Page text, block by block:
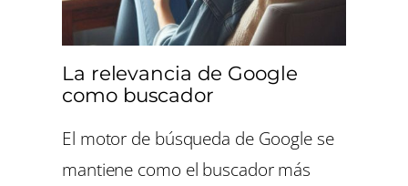
La relevancia de Google
como buscador
El motor de búsqueda de Google se
mantiene como el buscador más